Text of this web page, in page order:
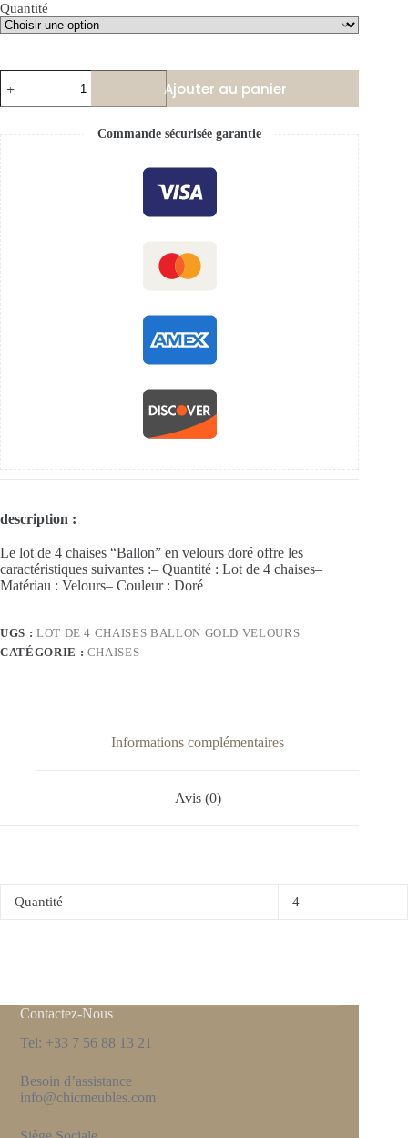
Quantité
Ajouter au panier
Commande sécurisée garantie
description :
Le lot de 4 chaises “Ballon” en velours doré offre les
caractéristiques suivantes :– Quantité : Lot de 4 chaises–
Matériau : Velours– Couleur : Doré
UGS : LOT DE 4 CHAISES BALLON GOLD VELOURS
CATÉGORIE : CHAISES
Informations complémentaires
Avis (0)
Quantité 4
Contactez-Nous
Tel: +33 7 56 88 13 21
Besoin d’assistance
info@chicmeubles.com